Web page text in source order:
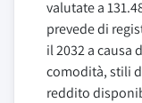
valutate a
prevede di
il 2032 a causa
comodità, stili
reddito